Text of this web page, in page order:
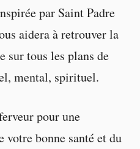
par Saint Padre
aidera à retrouver la
sur tous les plans de
mental, spirituel.
pour une
votre bonne santé et du